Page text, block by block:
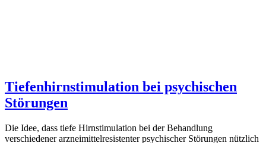
Tiefenhirnstimulation bei psychischen
Störungen
Die Idee, dass tiefe Hirnstimulation bei der Behandlung
verschiedener arzneimittelresistenter psychischer Störungen nützlich